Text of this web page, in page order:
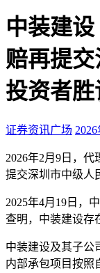
中装建
赔再提
投资者胜
证券资讯广场
2026年2月9日， 代
提交深圳市中级人
2025年4月19日，
查明，中装建设存
中装建设及其子公
内部承包项目按照